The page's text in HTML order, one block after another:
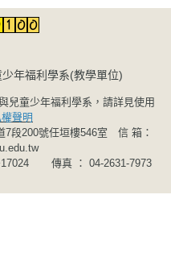
年福利學系(教學單位)​​​​​
兒童少年福利學系，請詳見使用
聲明
7段200號任垣樓546室 信 箱：
17024 傳真 ： 04-2631-7973